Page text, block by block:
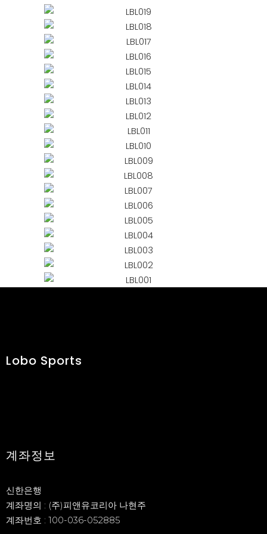
Lobo Sports
계좌정보
신한은행
계좌명의 : (주)피앤유코리아 나현주
계좌번호 : 100-036-052885